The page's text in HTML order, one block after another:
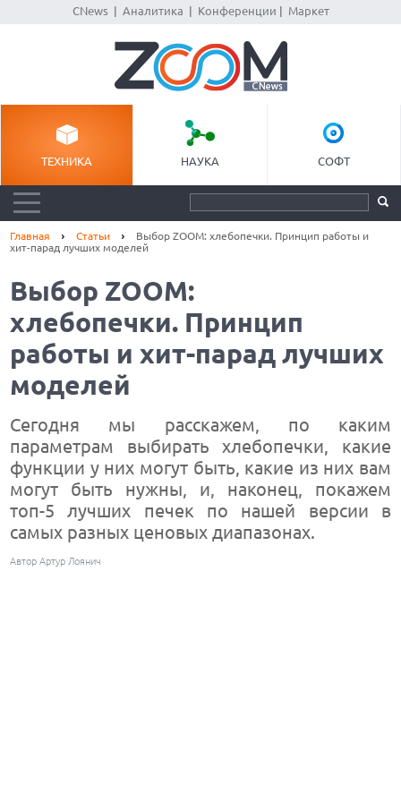
CNews| Аналитика Конференции Маркет
ТЕХНИКА НАУКА СОФТ
Главная Статьи
Выбор ZOOM: хлебопечки. Принцип работы и
хит-парад лучших моделей
Выбор ZOOM:
хлебопечки. Принцип
работы и хит-парад лучших
моделей
Сегодня мы расскажем, по каким
параметрам выбирать хлебопечки, какие
функции у них могут быть, какие из них вам
могут быть нужны, и, наконец, покажем
топ-5 лучших печек по нашей версии в
самых разных ценовых диапазонах.
Автор Артур Лоянич